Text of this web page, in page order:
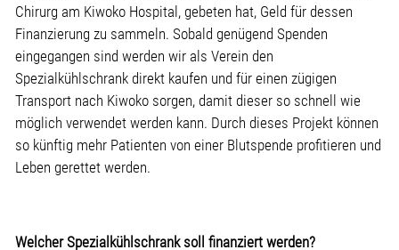
Chirurg am Kiwoko Hospital, gebeten hat, Geld für dessen
Finanzierung zu sammeln. Sobald genügend Spenden
eingegangen sind werden wir als Verein den
Spezialkühlschrank direkt kaufen und für einen zügigen
Transport nach Kiwoko sorgen, damit dieser so schnell wie
möglich verwendet werden kann. Durch dieses Projekt können
so künftig mehr Patienten von einer Blutspende profitieren und
Leben gerettet werden.
Welcher Spezialkühlschrank soll finanziert werden?